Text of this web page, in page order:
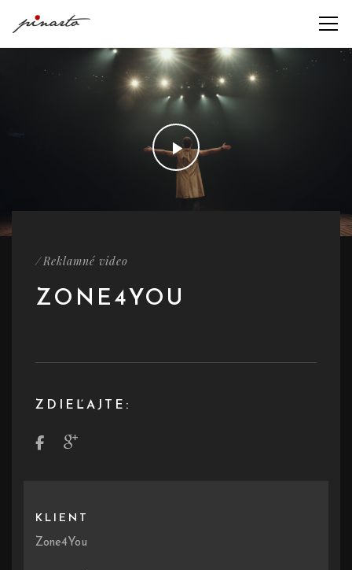
/Reklamné video
ZONE4YOU
ZDIEĽAJTE:
KLIENT
Zone4You